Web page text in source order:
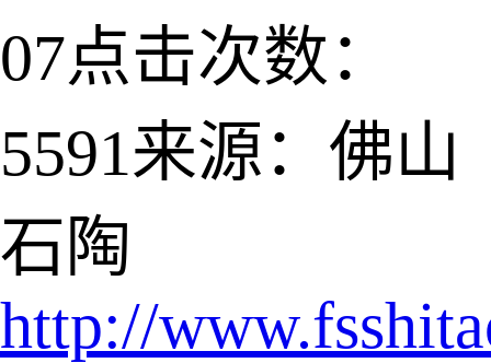
07点击次数：
5591来源：佛山
石陶
http://